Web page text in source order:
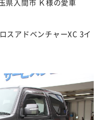
県入間市 Ｋ様の愛車
スアドベンチャーXC 3イ